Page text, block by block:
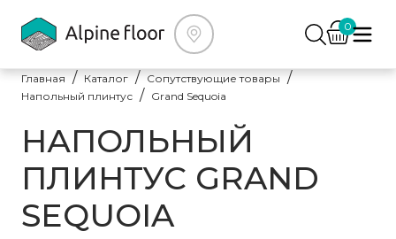
0
Главная Каталог
Сопутствующие товары
Напольный плинтус
Grand Sequoia
НАПОЛЬНЫЙ
ПЛИНТУС GRAND
SEQUOIA